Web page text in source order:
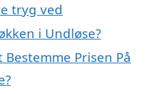
tryg ved
i Undløse?
Bestemme Prisen På